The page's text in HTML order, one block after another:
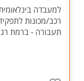
למעבדה
רכב/מכונות
תעבורה - ברמת